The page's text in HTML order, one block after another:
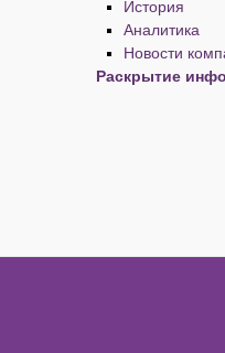
История
Аналитика
Новости
Раскрытие